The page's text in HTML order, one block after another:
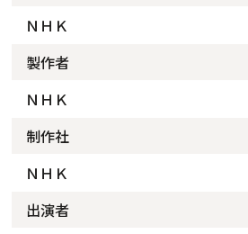
ＮＨＫ
製作者
ＮＨＫ
制作社
ＮＨＫ
出演者